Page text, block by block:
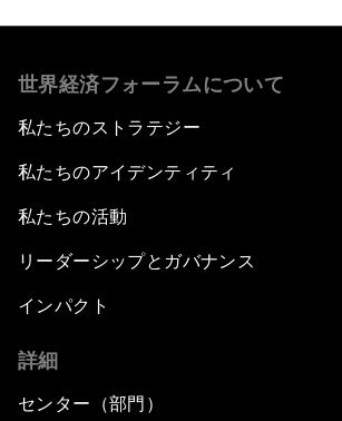
世界経済フォーラムについて
私たちのストラテジー
私たちのアイデンティティ
私たちの活動
リーダーシップとガバナンス
インパクト
詳細
センター（部門）